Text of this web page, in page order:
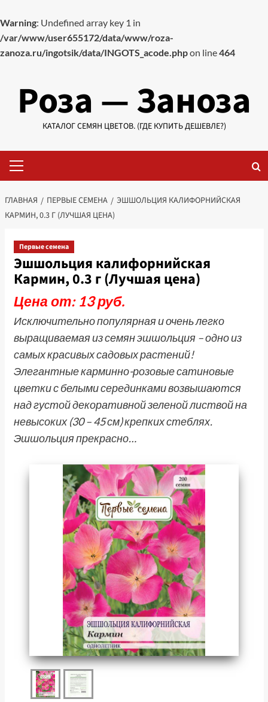
Warning: Undefined array key 1 in
/var/www/user655172/data/www/roza-
zanoza.ru/ingotsik/data/INGOTS_acode.phpon line464
содержимому
Роза — Заноза
КАТАЛОГ СЕМЯН ЦВЕТОВ. (ГДЕ КУПИТЬ ДЕШЕВЛЕ?)
меню
ГЛАВНАЯ ПЕРВЫЕ СЕМЕНА
ЭШШОЛЬЦИЯ КАЛИФОРНИЙСКАЯ
КАРМИН, 0.3 Г (ЛУЧШАЯ ЦЕНА)
Первые семена
Эшшольция калифорнийская
Кармин, 0.3 г (Лучшая цена)
Цена от: 13 руб.
Исключительно популярная и очень легко
выращиваемая из семян эшшольция – одно из
самых красивых садовых растений!
Элегантные карминно-розовые сатиновые
цветки с белыми серединками возвышаются
над густой декоративной зеленой листвой на
невысоких (30 – 45 см) крепких стеблях.
Эшшольция прекрасно…